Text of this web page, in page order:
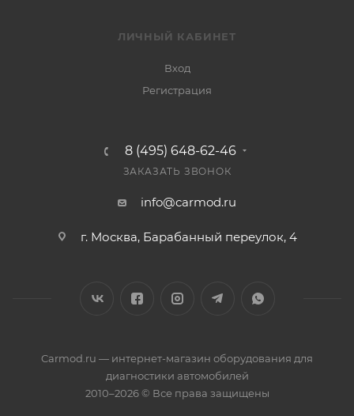
ЛИЧНЫЙ КАБИНЕТ
Вход
Регистрация
8 (495) 648-62-46
ЗАКАЗАТЬ ЗВОНОК
info@carmod.ru
г. Москва, Барабанный переулок, 4
Carmod.ru — интернет-магазин оборудования для
диагностики автомобилей
2010–2026 © Все права защищены